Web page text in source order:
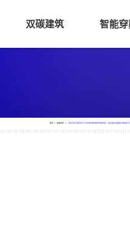
双碳建筑 智能穿
首页 > 新闻资讯 > 天枢引航 智领未来｜从冬奥热管理到未来新材料，爱尚家科技董事长鼓励学